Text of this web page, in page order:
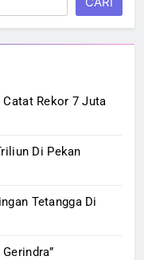
Catat Rekor 7 Juta
Di Pekan
Tetangga Di